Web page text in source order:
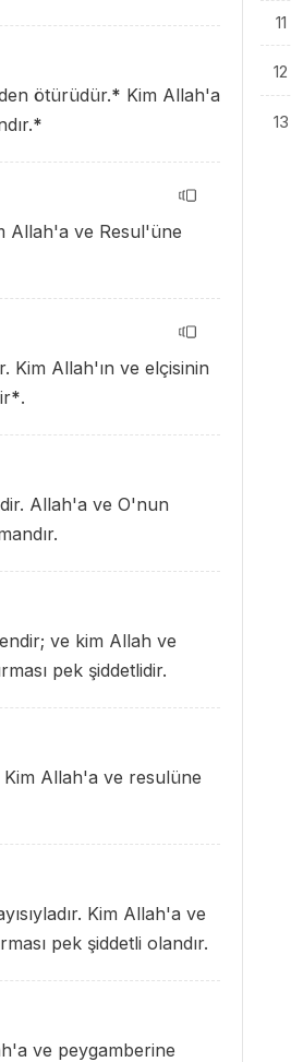
ötürüdür.* Kim Allah'a
*
Allah'a ve Resul'üne
Kim Allah'ın ve elçisinin
*.
Allah'a ve O'nun
ve kim Allah ve
pek şiddetlidir.
Allah'a ve resulüne
Kim Allah'a ve
pek şiddetli olandır.
ve peygamberine
11
12
13